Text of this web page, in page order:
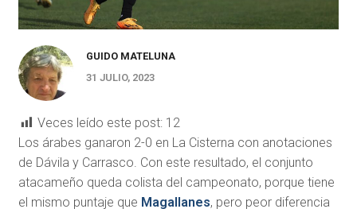
GUIDO MATELUNA
31 JULIO, 2023
Veces leído este post: 12
Los árabes ganaron 2-0 en La Cisterna con anotaciones
de Dávila y Carrasco. Con este resultado, el conjunto
atacameño queda colista del campeonato, porque tiene
el mismo puntaje que Magallanes, pero peor diferencia